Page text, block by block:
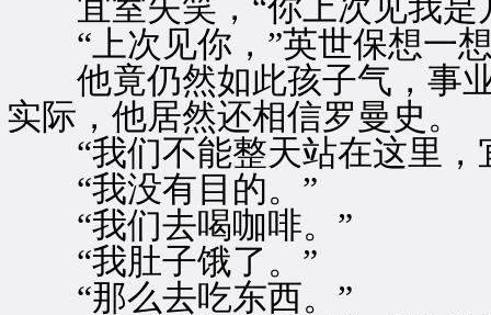
宜室失笑，“你上次见我是
“上次见你，”英世保想一想
他竟仍然如此孩子气，事业
实际，他居然还相信罗曼史。
“我们不能整天站在这里，
“我没有目的。”
“我们去喝咖啡。”
“我肚子饿了。”
“那么去吃东西。”